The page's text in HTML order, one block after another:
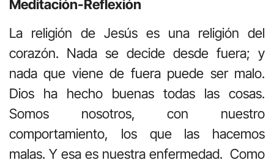
Meditación-Reflexión
La religión de Jesús es una religión del
corazón. Nada se decide desde fuera; y
nada que viene de fuera puede ser malo.
Dios ha hecho buenas todas las cosas.
Somos nosotros, con nuestro
comportamiento, los que las hacemos
malas. Y esa es nuestra enfermedad. Como